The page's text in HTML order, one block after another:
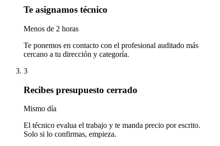
Te asignamos técnico
Menos de 2 horas
Te ponemos en contacto con el profesional auditado más
cercano a tu dirección y categoría.
3
Recibes presupuesto cerrado
Mismo día
El técnico evalua el trabajo y te manda precio por escrito.
Solo si lo confirmas, empieza.